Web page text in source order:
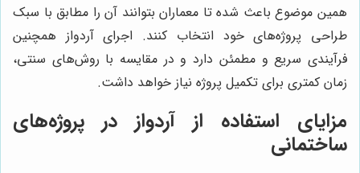
همین موضوع باعث شده تا معماران بتوانند آن را مطابق با سبک
طراحی پروژه‌های خود انتخاب کنند. اجرای آردواز همچنین
فرآیندی سریع و مطمئن دارد و در مقایسه با روش‌های سنتی،
زمان کمتری برای تکمیل پروژه نیاز خواهد داشت.
مزایای استفاده از آردواز در پروژه‌های
ساختمانی